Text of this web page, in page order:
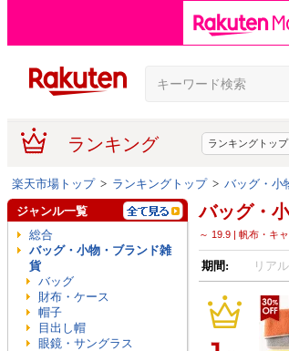
ランキング ランキングトップ
楽天市場トップ> ランキングトップ> バッグ・小
バッグ・
～ 19.9 | 帆布・キ
期間: リア
ジャンル一覧
総合
バッグ・小物・ブランド雑
貨
バッグ
財布・ケース
帽子
目出し帽
眼鏡・サングラス